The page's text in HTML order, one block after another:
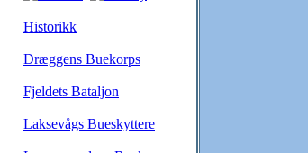
Historikk
Dræggens Buekorps
Fjeldets Bataljon
Laksevågs Bueskyttere